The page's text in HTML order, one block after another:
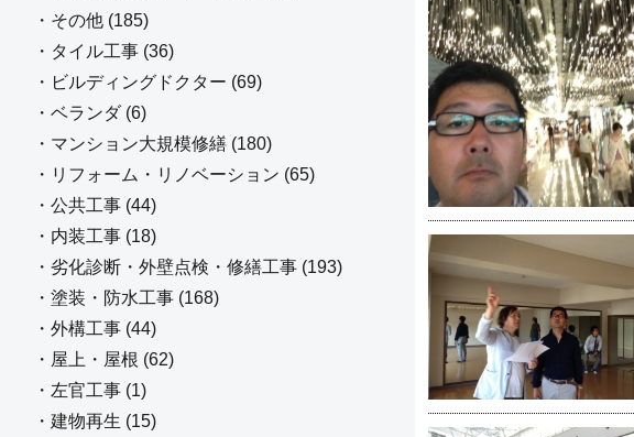
・その他 (185)
・タイル工事 (36)
・ビルディングドクター (69)
・ベランダ (6)
・マンション大規模修繕 (180)
・リフォーム・リノベーション (65)
・公共工事 (44)
・内装工事 (18)
・劣化診断・外壁点検・修繕工事 (193)
・塗装・防水工事 (168)
・外構工事 (44)
・屋上・屋根 (62)
・左官工事 (1)
・建物再生 (15)